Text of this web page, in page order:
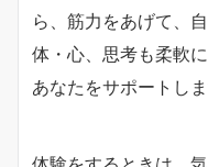
ら、筋力をあげて、
体・心、思考も柔軟
あなたをサポートしま